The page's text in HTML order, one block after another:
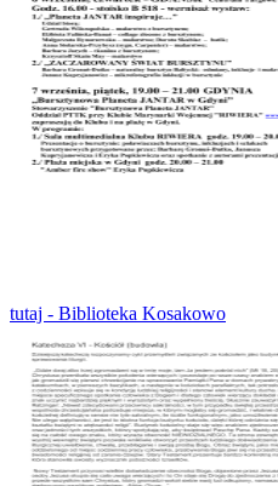
tutaj - Biblioteka Kosakowo